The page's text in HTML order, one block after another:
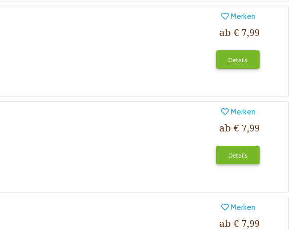
Merken
ab € 7,99
Details
Merken
ab € 7,99
Details
Merken
ab € 7,99